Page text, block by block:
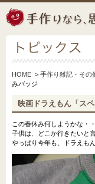
HOME > 手作り雑記・その
みバッジ
映画ドラえもん「ス
この春休み何しようかな・
子供は、どこか行きたいと
やっぱり今年も、ドラえも